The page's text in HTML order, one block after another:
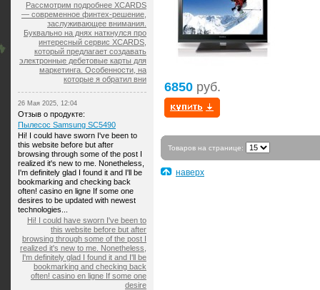
6850 руб.
Товаров на странице:
наверх
Рассмотрим подробнее XCARDS
— современное финтех-решение,
заслуживающее внимания.
Буквально на днях наткнулся про
интересный сервис XCARDS,
который предлагает создавать
электронные дебетовые карты для
маркетинга. Особенности, на
которые я обратил вни
26 Мая 2025, 12:04
Отзыв о продукте:
Пылесос Samsung SC5490
Hi! I could have sworn I've been to
this website before but after
browsing through some of the post I
realized it's new to me. Nonetheless,
I'm definitely glad I found it and I'll be
bookmarking and checking back
often! casino en ligne If some one
desires to be updated with newest
technologies...
Hi! I could have sworn I've been to
this website before but after
browsing through some of the post I
realized it's new to me. Nonetheless,
I'm definitely glad I found it and I'll be
bookmarking and checking back
often! casino en ligne If some one
desire